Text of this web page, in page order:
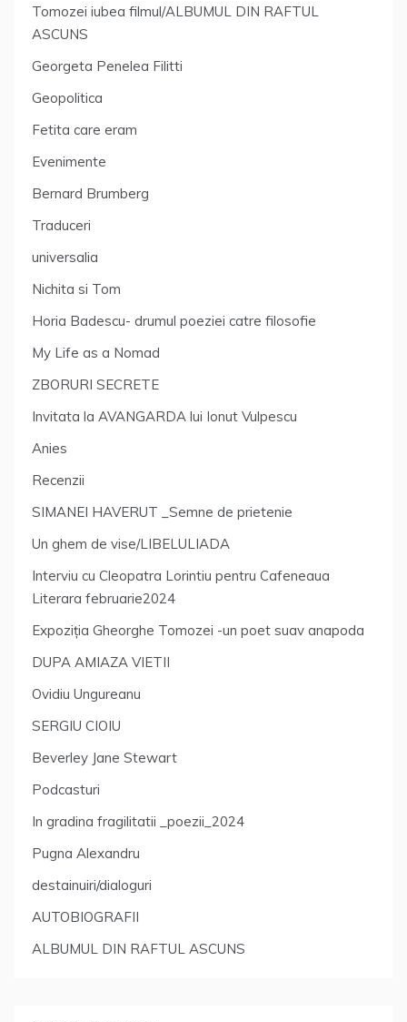
Tomozei iubea filmul/ALBUMUL DIN RAFTUL
ASCUNS
Georgeta Penelea Filitti
Geopolitica
Fetita care eram
Evenimente
Bernard Brumberg
Traduceri
universalia
Nichita si Tom
Horia Badescu- drumul poeziei catre filosofie
My Life as a Nomad
ZBORURI SECRETE
Invitata la AVANGARDA lui Ionut Vulpescu
Anies
Recenzii
SIMANEI HAVERUT _Semne de prietenie
Un ghem de vise/LIBELULIADA
Interviu cu Cleopatra Lorintiu pentru Cafeneaua
Literara februarie2024
Expoziția Gheorghe Tomozei -un poet suav anapoda
DUPA AMIAZA VIETII
Ovidiu Ungureanu
SERGIU CIOIU
Beverley Jane Stewart
Podcasturi
In gradina fragilitatii _poezii_2024
Pugna Alexandru
destainuiri/dialoguri
AUTOBIOGRAFII
ALBUMUL DIN RAFTUL ASCUNS